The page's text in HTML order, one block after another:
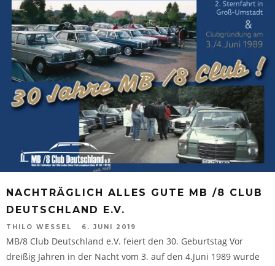
NACHTRÄGLICH ALLES GUTE MB /8 CLUB
DEUTSCHLAND E.V.
THILO WESSEL 6. JUNI 2019
MB/8 Club Deutschland e.V. feiert den 30. Geburtstag Vor
dreißig Jahren in der Nacht vom 3. auf den 4.Juni 1989 wurde